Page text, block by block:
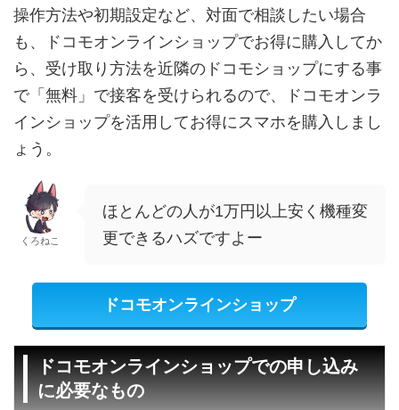
操作方法や初期設定など、対面で相談したい場合
も、ドコモオンラインショップでお得に購入してか
ら、受け取り方法を近隣のドコモショップにする事
で「無料」で接客を受けられるので、ドコモオンラ
インショップを活用してお得にスマホを購入しまし
ょう。
くろねこ
ほとんどの人が1万円以上安く機種変
更できるハズですよー
ドコモオンラインショップ
ドコモオンラインショップでの申し込み
に必要なもの